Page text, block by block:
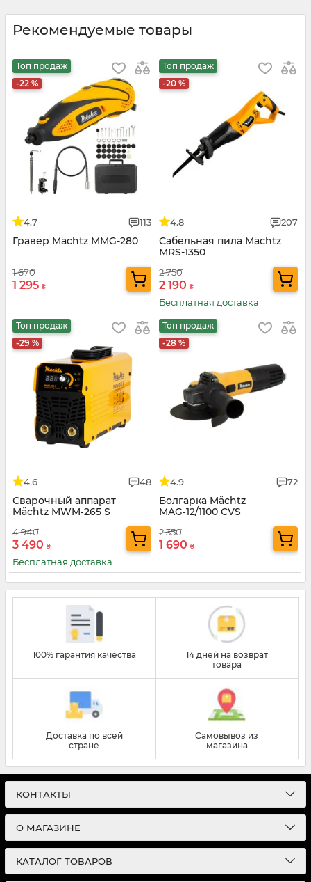
Рекомендуемые товары
Топ продаж
-22 %
4.7 113
Гравер Mächtz MMG-280
1 670
1 295 ₴
Топ продаж
-20 %
4.8 207
Сабельная пила Mächtz
MRS-1350
2 750
2 190 ₴
Бесплатная доставка
Топ продаж
-29 %
4.6 48
Сварочный аппарат
Mächtz MWM‑265 S
4 940
3 490 ₴
Бесплатная доставка
Топ продаж
-28 %
4.9 72
Болгарка Mächtz
MAG‑12/1100 CVS
2 350
1 690 ₴
100% гарантия качества
14 дней на возврат
товара
Доставка по всей
стране
Самовывоз из
магазина
КОНТАКТЫ
О МАГАЗИНЕ
КАТАЛОГ ТОВАРОВ